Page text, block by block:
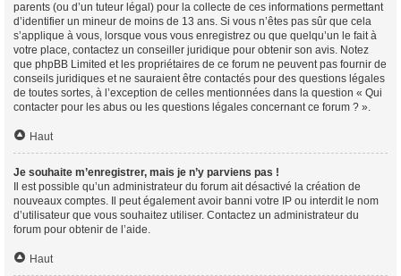
parents (ou d’un tuteur légal) pour la collecte de ces informations permettant
d’identifier un mineur de moins de 13 ans. Si vous n’êtes pas sûr que cela
s’applique à vous, lorsque vous vous enregistrez ou que quelqu’un le fait à
votre place, contactez un conseiller juridique pour obtenir son avis. Notez
que phpBB Limited et les propriétaires de ce forum ne peuvent pas fournir de
conseils juridiques et ne sauraient être contactés pour des questions légales
de toutes sortes, à l’exception de celles mentionnées dans la question « Qui
contacter pour les abus ou les questions légales concernant ce forum ? ».
Haut
Je souhaite m’enregistrer, mais je n’y parviens pas !
Il est possible qu’un administrateur du forum ait désactivé la création de
nouveaux comptes. Il peut également avoir banni votre IP ou interdit le nom
d’utilisateur que vous souhaitez utiliser. Contactez un administrateur du
forum pour obtenir de l’aide.
Haut